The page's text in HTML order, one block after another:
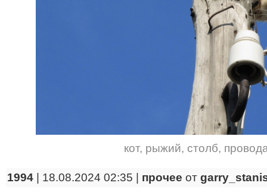
кот, рыжий, столб,
1994 | 18.08.2024 02:35 | прочее от